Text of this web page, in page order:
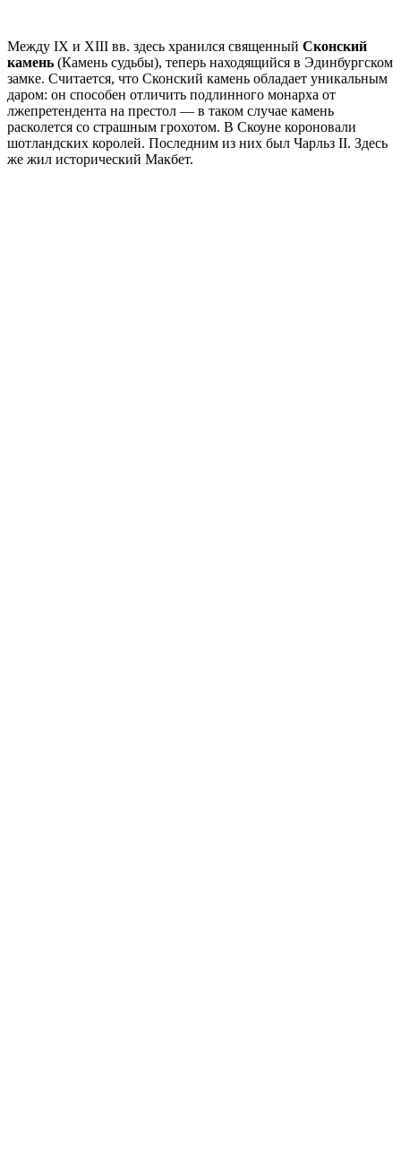
Между IX и XIII вв. здесь хранился священный Сконский
камень (Камень судьбы), теперь находящийся в Эдинбургском
замке. Считается, что Сконский камень обладает уникальным
даром: он способен отличить подлинного монарха от
лжепретендента на престол — в таком случае камень
расколется со страшным грохотом. В Скоуне короновали
шотландских королей. Последним из них был Чарльз II. Здесь
же жил исторический Макбет.